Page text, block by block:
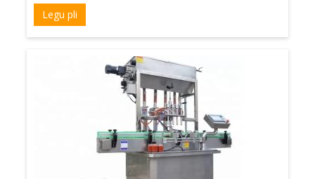
Legu pli